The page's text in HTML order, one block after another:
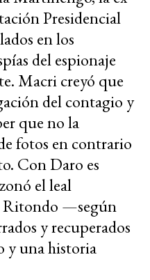
Presidencial
en los
del espionaje
Macri creyó que
del contagio y
que no la
fotos en contrario
Con Daro es
el leal
Ritondo —según
y recuperados
y una historia